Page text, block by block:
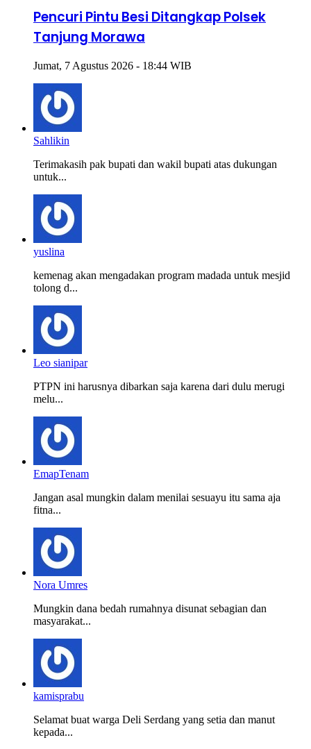
Pencuri Pintu Besi Ditangkap Polsek
Tanjung Morawa
Jumat, 7 Agustus 2026 - 18:44 WIB
Sahlikin
Terimakasih pak bupati dan wakil bupati atas dukungan
untuk...
yuslina
kemenag akan mengadakan program madada untuk mesjid
tolong d...
Leo sianipar
PTPN ini harusnya dibarkan saja karena dari dulu merugi
melu...
EmapTenam
Jangan asal mungkin dalam menilai sesuayu itu sama aja
fitna...
Nora Umres
Mungkin dana bedah rumahnya disunat sebagian dan
masyarakat...
kamisprabu
Selamat buat warga Deli Serdang yang setia dan manut
kepada...